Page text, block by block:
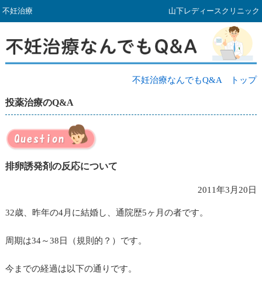
不妊治療 山下レディースクリニック
不妊治療なんでもQ&A トップ
投薬治療のQ&A
排卵誘発剤の反応について
2011年3月20日
32歳、昨年の4月に結婚し、通院歴5ヶ月の者です。
周期は34～38日（規則的？）です。
今までの経過は以下の通りです。